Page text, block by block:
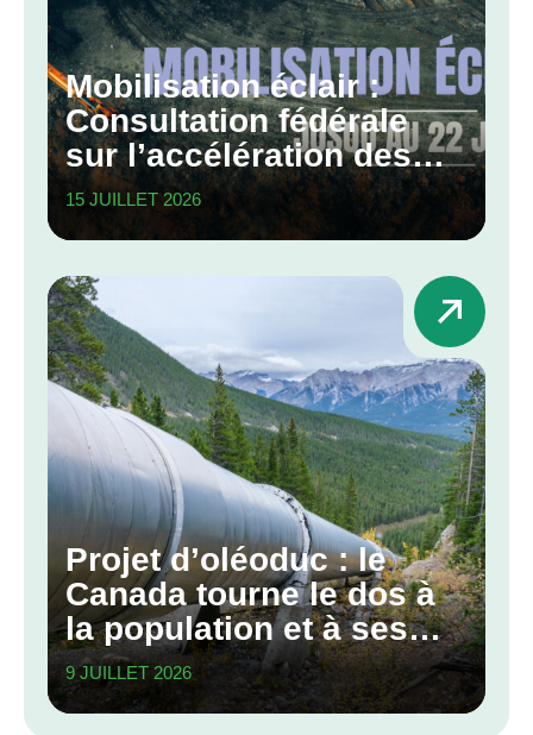
Mobilisation éclair :
Consultation fédérale
sur l’accélération des
grands projets
15 JUILLET 2026
Projet d’oléoduc : le
Canada tourne le dos à
la population et à ses
engagements
climatiques
9 JUILLET 2026